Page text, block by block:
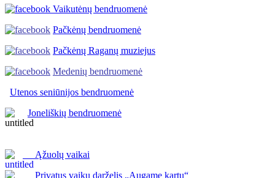
Vaikutėnų bendruomenė
Pačkėnų bendruomenė
Pačkėnų Raganų muziejus
Medenių bendruomenė
Utenos seniūnijos bendruomenė
Joneliškių bendruomenė
Ąžuolų vaikai
Privatus vaikų darželis „Augame kartu“